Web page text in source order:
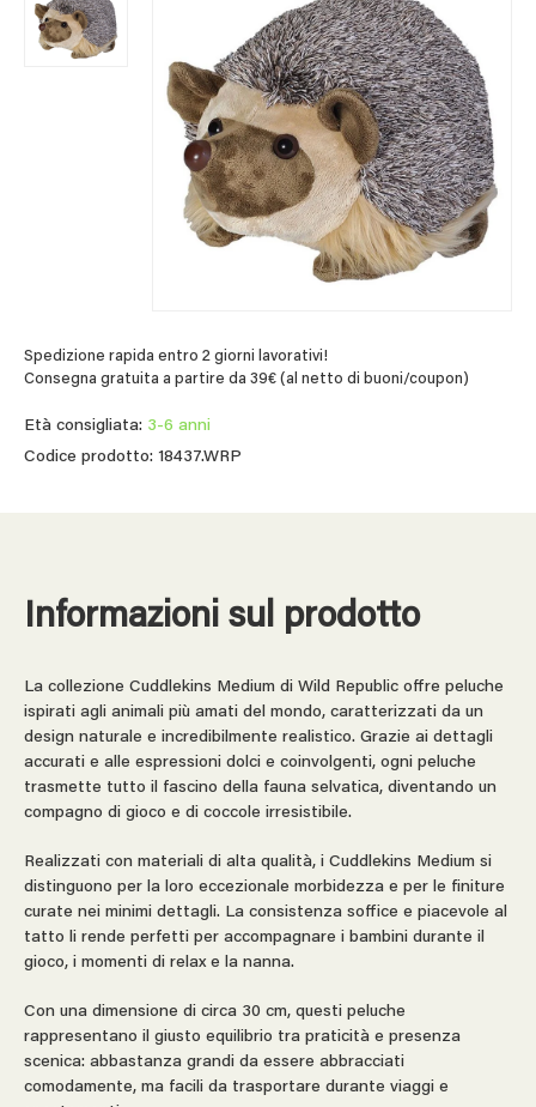
Spedizione rapida entro 2 giorni lavorativi!
Consegna gratuita a partire da 39€ (al netto di buoni/coupon)
Età consigliata: 3-6 anni
Codice prodotto: 18437.WRP
Informazioni sul prodotto
La collezione Cuddlekins Medium di Wild Republic offre peluche
ispirati agli animali più amati del mondo, caratterizzati da un
design naturale e incredibilmente realistico. Grazie ai dettagli
accurati e alle espressioni dolci e coinvolgenti, ogni peluche
trasmette tutto il fascino della fauna selvatica, diventando un
compagno di gioco e di coccole irresistibile.
Realizzati con materiali di alta qualità, i Cuddlekins Medium si
distinguono per la loro eccezionale morbidezza e per le finiture
curate nei minimi dettagli. La consistenza soffice e piacevole al
tatto li rende perfetti per accompagnare i bambini durante il
gioco, i momenti di relax e la nanna.
Con una dimensione di circa 30 cm, questi peluche
rappresentano il giusto equilibrio tra praticità e presenza
scenica: abbastanza grandi da essere abbracciati
comodamente, ma facili da trasportare durante viaggi e